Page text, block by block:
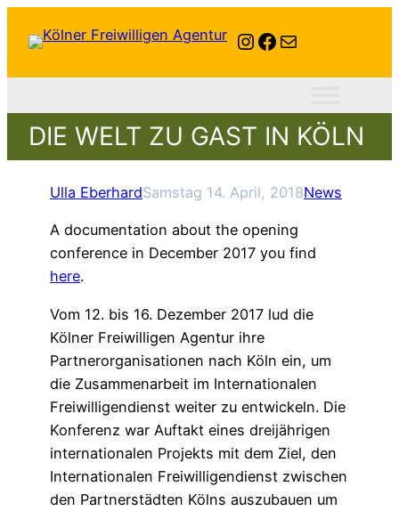
Instagram
Facebook
E-Mail
DIE WELT ZU GAST IN KÖLN
Ulla EberhardSamstag 14. April, 2018News
A documentation about the opening
conference in December 2017 you find
here.
Vom 12. bis 16. Dezember 2017 lud die
Kölner Freiwilligen Agentur ihre
Partnerorganisationen nach Köln ein, um
die Zusammenarbeit im Internationalen
Freiwilligendienst weiter zu entwickeln. Die
Konferenz war Auftakt eines dreijährigen
internationalen Projekts mit dem Ziel, den
Internationalen Freiwilligendienst zwischen
den Partnerstädten Kölns auszubauen um